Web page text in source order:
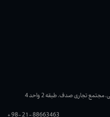
مجتمع تجاری صدف، طبقه 2 واحد 4